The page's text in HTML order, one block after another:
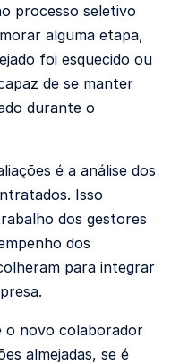
processo seletivo
alguma etapa,
foi esquecido ou
de se manter
durante o
é a análise dos
Isso
dos gestores
dos
para integrar
o novo colaborador
almejadas, se é